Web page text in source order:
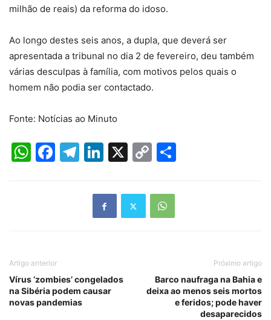
milhão de reais) da reforma do idoso.
Ao longo destes seis anos, a dupla, que deverá ser
apresentada a tribunal no dia 2 de fevereiro, deu também
várias desculpas à família, com motivos pelos quais o
homem não podia ser contactado.
Fonte: Notícias ao Minuto
WhatsApp
Facebook
Telegram
LinkedIn
X
Copy
Artigo anterior
Vírus ‘zombies’ congelados
na Sibéria podem causar
novas pandemias
Próximo artigo
Barco naufraga na Bahia e
deixa ao menos seis mortos
e feridos; pode haver
desaparecidos